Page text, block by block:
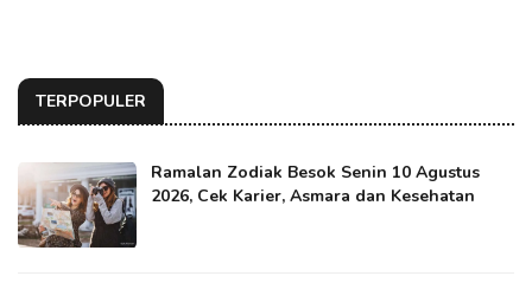
TERPOPULER
Ramalan Zodiak Besok Senin 10 Agustus
2026, Cek Karier, Asmara dan Kesehatan